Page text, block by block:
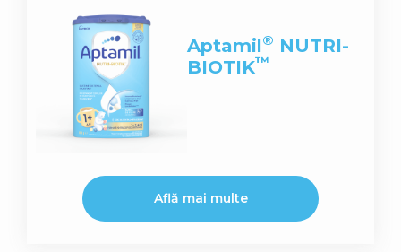
Aptamil® NUTRI-
BIOTIK™
Află mai multe